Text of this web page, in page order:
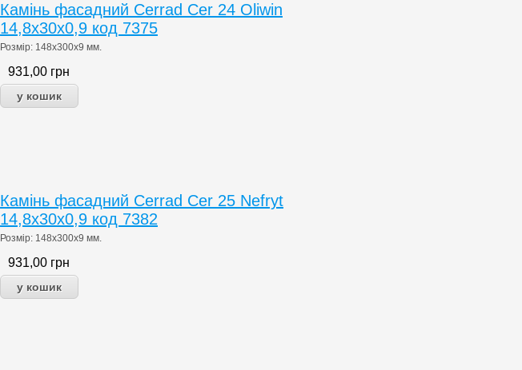
Камінь фасадний Cerrad Cer 24 Oliwin
14,8x30x0,9 код 7375
Розмір: 148x300x9 мм.
931,00 грн
Камінь фасадний Cerrad Cer 25 Nefryt
14,8x30x0,9 код 7382
Розмір: 148x300x9 мм.
931,00 грн